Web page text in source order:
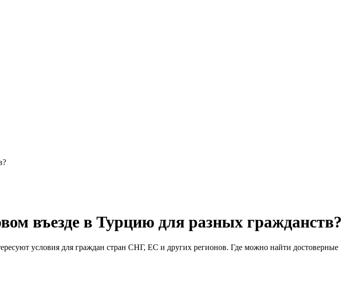
въезде в Турцию для разных гражданств?
условия для граждан стран СНГ, ЕС и других регионов. Где можно найти достоверные